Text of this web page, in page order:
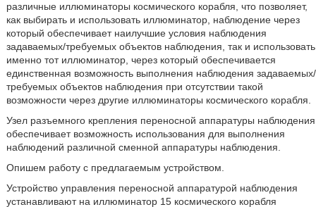
различные иллюминаторы космического корабля, что позволяет,
как выбирать и использовать иллюминатор, наблюдение через
который обеспечивает наилучшие условия наблюдения
задаваемых/требуемых объектов наблюдения, так и использовать
именно тот иллюминатор, через который обеспечивается
единственная возможность выполнения наблюдения задаваемых/
требуемых объектов наблюдения при отсутствии такой
возможности через другие иллюминаторы космического корабля.
Узел разъемного крепления переносной аппаратуры наблюдения
обеспечивает возможность использования для выполнения
наблюдений различной сменной аппаратуры наблюдения.
Опишем работу с предлагаемым устройством.
Устройство управления переносной аппаратурой наблюдения
устанавливают на иллюминатор 15 космического корабля